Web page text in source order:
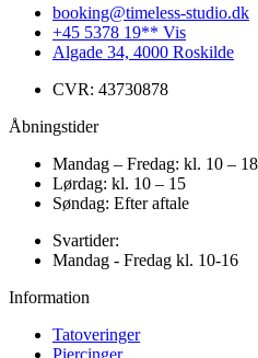
booking@timeless-studio.dk
+45 5378 19** Vis
Algade 34, 4000 Roskilde
CVR: 43730878
Åbningstider
Mandag – Fredag: kl. 10 – 18
Lørdag: kl. 10 – 15
Søndag: Efter aftale
Svartider:
Mandag - Fredag kl. 10-16
Information
Tatoveringer
Piercinger